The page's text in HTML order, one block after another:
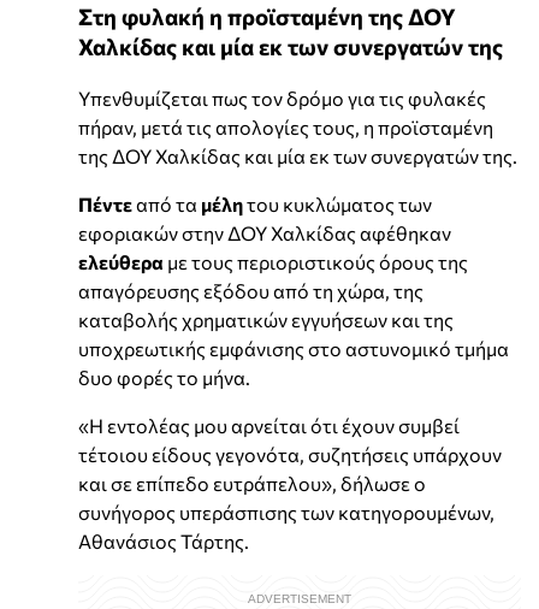
Στη φυλακή η προϊσταμένη της ΔΟΥ
Χαλκίδας και μία εκ των συνεργατών της
Υπενθυμίζεται πως τον δρόμο για τις φυλακές
πήραν, μετά τις απολογίες τους, η προϊσταμένη
της ΔΟΥ Χαλκίδας και μία εκ των συνεργατών της.
Πέντεαπό τα μέλητου κυκλώματος των
εφοριακών στην ΔΟΥ Χαλκίδας αφέθηκαν
ελεύθερα με τους περιοριστικούς όρους της
απαγόρευσης εξόδου από τη χώρα, της
καταβολής χρηματικών εγγυήσεων και της
υποχρεωτικής εμφάνισης στο αστυνομικό τμήμα
δυο φορές το μήνα.
«Η εντολέας μου αρνείται ότι έχουν συμβεί
τέτοιου είδους γεγονότα, συζητήσεις υπάρχουν
και σε επίπεδο ευτράπελου», δήλωσε ο
συνήγορος υπεράσπισης των κατηγορουμένων,
Αθανάσιος Τάρτης.